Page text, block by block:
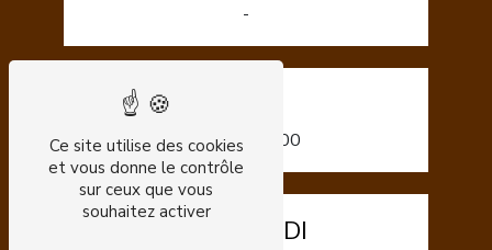
-
9h00 - 12h00
MERCREDI
Ce site utilise des cookies
et vous donne le contrôle
sur ceux que vous
souhaitez activer